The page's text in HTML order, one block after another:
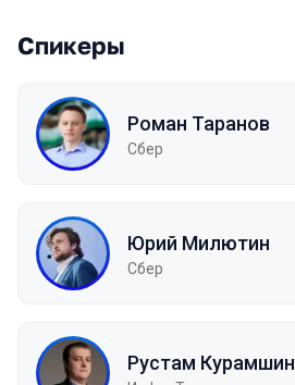
Спикеры
Роман Таранов
Сбер
Юрий Милютин
Сбер
Рустам Курамшин